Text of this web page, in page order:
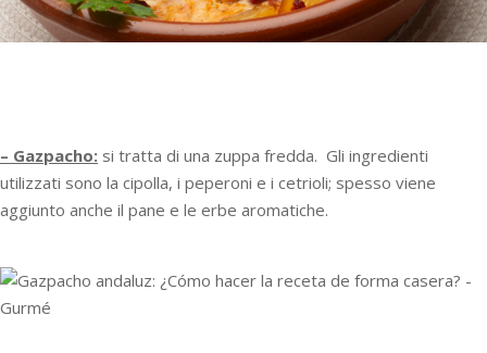
– Gazpacho: si tratta di una zuppa fredda. Gli ingredienti
utilizzati sono la cipolla, i peperoni e i cetrioli; spesso viene
aggiunto anche il pane e le erbe aromatiche.